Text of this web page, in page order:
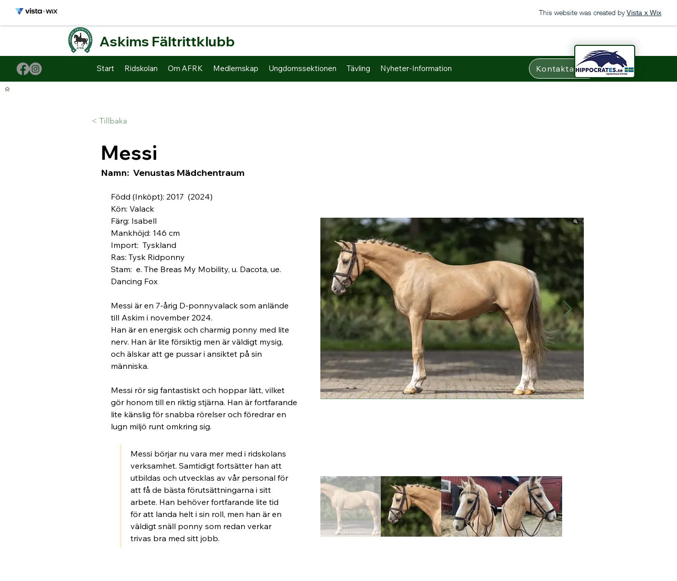
This website was created by Vista x Wix
Askims Fältrittklubb
Kontakta oss
Start Ridskolan Om AFRK Medlemskap Ungdomssektionen Tävling Nyheter-Information
< Tillbaka
Messi
Namn: Venustas Mädchentraum
Född (Inköpt): 2017  (2024)
Kön: Valack
Färg: Isabell
Mankhöjd: 146 cm
Import:  Tyskland
Ras: Tysk Ridponny
Stam:  e. The Breas My Mobility, u. Dacota, ue.
Dancing Fox
Messi är en 7-årig D-ponnyvalack som anlände
till Askim i november 2024.
Han är en energisk och charmig ponny med lite
nerv. Han är lite försiktig men är väldigt mysig,
och älskar att ge pussar i ansiktet på sin
människa.
Messi rör sig fantastiskt och hoppar lätt, vilket
gör honom till en riktig stjärna. Han är fortfarande
lite känslig för snabba rörelser och föredrar en
lugn miljö runt omkring sig.
Messi börjar nu vara mer med i ridskolans
verksamhet. Samtidigt fortsätter han att
utbildas och utvecklas av vår personal för
att få de bästa förutsättningarna i sitt
arbete. Han behöver fortfarande lite tid
för att landa helt i sin roll, men han är en
väldigt snäll ponny som redan verkar
trivas bra med sitt jobb.